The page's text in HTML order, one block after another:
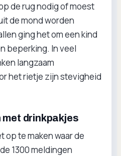
de rug nodig of moest
de mond worden
ging het om een kind
beperking. In veel
langzaam
het rietje zijn stevigheid
drinkpakjes
op te maken waar de
1300 meldingen